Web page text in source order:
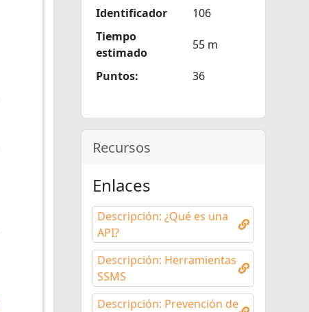
Identificador
106
Tiempo
estimado
55 m
Puntos: 36
Recursos
Enlaces
Descripción: ¿Qué es una
API?
Descripción: Herramientas
SSMS
Descripción: Prevención de